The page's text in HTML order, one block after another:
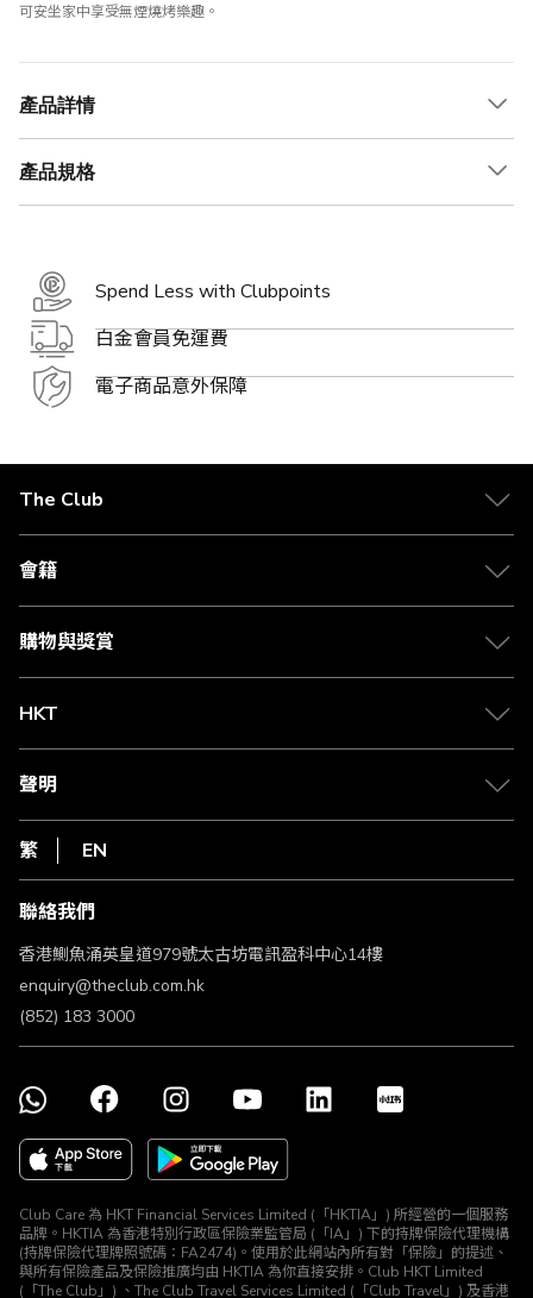
可安坐家中享受無煙燒烤樂趣。
產品詳情
產品規格
Spend Less with Clubpoints
白金會員免運費
電子商品意外保障
The Club
關於 The Club
合作夥伴
媒體中心
會籍
會籍及專屬禮遇
賺取積分
購物與獎賞
物流與配送
Club Shopping 商品領取站
常見問題
HKT
csl.
1010
HKT
聲明
私隱聲明
使用條款
條款及細則
不歧視及不騷擾聲明
認可牌照及通告
繁 EN
聯絡我們
香港鰂魚涌英皇道979號太古坊電訊盈科中心14樓
enquiry@theclub.com.hk
(852) 183 3000
Club Care 為 HKT Financial Services Limited (「HKTIA」) 所經營的一個服務
品牌。HKTIA 為香港特別行政區保險業監管局 (「IA」) 下的持牌保險代理機構
(持牌保險代理牌照號碼：FA2474)。使用於此網站內所有對「保險」的提述、
與所有保險產品及保險推廣均由 HKTIA 為你直接安排。Club HKT Limited
(「The Club」) 、The Club Travel Services Limited (「Club Travel」) 及香港